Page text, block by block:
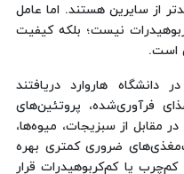
از سایرین هستند. اما عامل
نیست؛ بلکه کیفیت
است.
هاروارد دریافتند
فرآوری‌شده، پروتئین‌های
مقابل از سبزیجات، میوه‌ها،
ضروری کمتری بهره
یا کم‌کربوهیدرات قرار